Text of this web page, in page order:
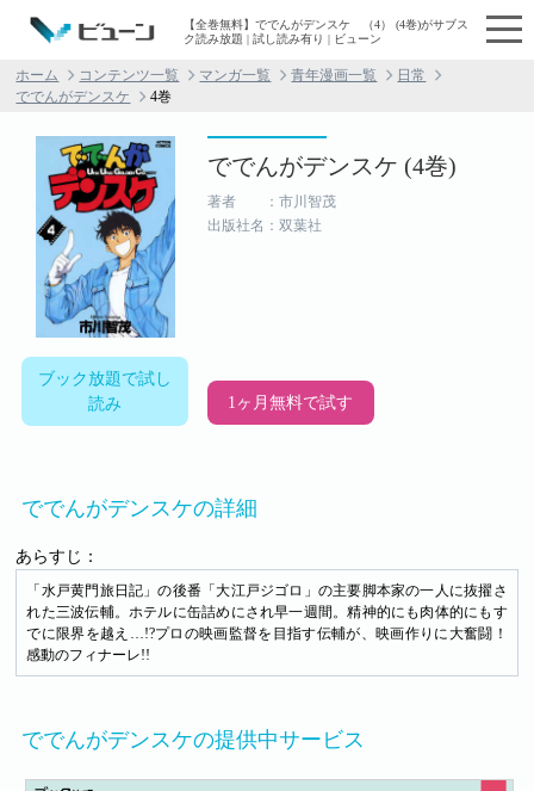
【全巻無料】ででんがデンスケ （4） (4巻)がサブス
ク読み放題 | 試し読み有り | ビューン
ホーム コンテンツ一覧 マンガ一覧 青年漫画一覧
日常
ででんがデンスケ
4巻
ブック放題で試し
読み
ででんがデンスケ (4巻)
著者 ：市川智茂
出版社名：双葉社
1ヶ月無料で試す
ででんがデンスケの詳細
あらすじ：
「水戸黄門旅日記」の後番「大江戸ジゴロ」の主要脚本家の一人に抜擢さ
れた三波伝輔。ホテルに缶詰めにされ早一週間。精神的にも肉体的にもす
でに限界を越え…!?プロの映画監督を目指す伝輔が、映画作りに大奮闘！
感動のフィナーレ!!
ででんがデンスケの提供中サービス